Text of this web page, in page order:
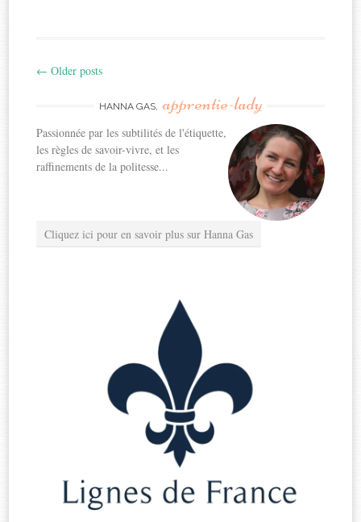
Post
navigation
← Older posts
HANNA GAS, apprentie-lady
Passionnée par les subtilités de l'étiquette,
les règles de savoir-vivre, et les
raffinements de la politesse...
Cliquez ici pour en savoir plus sur Hanna Gas